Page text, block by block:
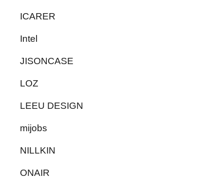
ICARER
Intel
JISONCASE
LOZ
LEEU DESIGN
mijobs
NILLKIN
ONAIR